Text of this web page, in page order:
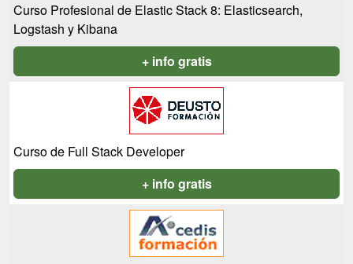
Curso Profesional de Elastic Stack 8: Elasticsearch,
Logstash y Kibana
+ info gratis
Curso de Full Stack Developer
+ info gratis